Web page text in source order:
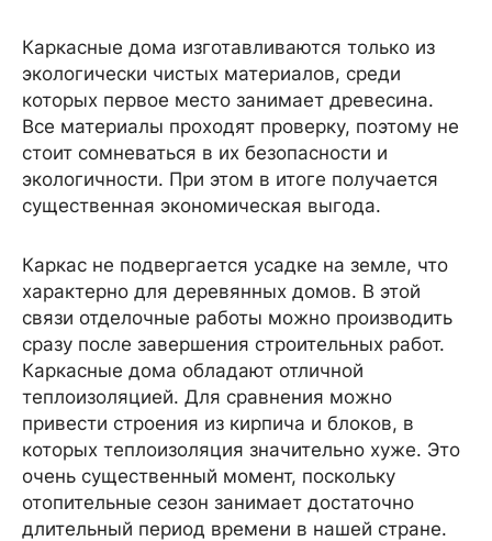
Каркасные дома изготавливаются только из
экологически чистых материалов, среди
которых первое место занимает древесина.
Все материалы проходят проверку, поэтому не
стоит сомневаться в их безопасности и
экологичности. При этом в итоге получается
существенная экономическая выгода.
Каркас не подвергается усадке на земле, что
характерно для деревянных домов. В этой
связи отделочные работы можно производить
сразу после завершения строительных работ.
Каркасные дома обладают отличной
теплоизоляцией. Для сравнения можно
привести строения из кирпича и блоков, в
которых теплоизоляция значительно хуже. Это
очень существенный момент, поскольку
отопительные сезон занимает достаточно
длительный период времени в нашей стране.